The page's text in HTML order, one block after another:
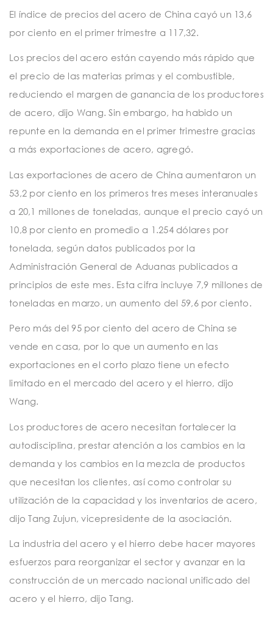
El índice de precios del acero de China cayó un 13,6
por ciento en el primer trimestre a 117,32.
Los precios del acero están cayendo más rápido que
el precio de las materias primas y el combustible,
reduciendo el margen de ganancia de los productores
de acero, dijo Wang. Sin embargo, ha habido un
repunte en la demanda en el primer trimestre gracias
a más exportaciones de acero, agregó.
Las exportaciones de acero de China aumentaron un
53,2 por ciento en los primeros tres meses interanuales
a 20,1 millones de toneladas, aunque el precio cayó un
10,8 por ciento en promedio a 1.254 dólares por
tonelada, según datos publicados por la
Administración General de Aduanas publicados a
principios de este mes. Esta cifra incluye 7,9 millones de
toneladas en marzo, un aumento del 59,6 por ciento.
Pero más del 95 por ciento del acero de China se
vende en casa, por lo que un aumento en las
exportaciones en el corto plazo tiene un efecto
limitado en el mercado del acero y el hierro, dijo
Wang.
Los productores de acero necesitan fortalecer la
autodisciplina, prestar atención a los cambios en la
demanda y los cambios en la mezcla de productos
que necesitan los clientes, así como controlar su
utilización de la capacidad y los inventarios de acero,
dijo Tang Zujun, vicepresidente de la asociación.
La industria del acero y el hierro debe hacer mayores
esfuerzos para reorganizar el sector y avanzar en la
construcción de un mercado nacional unificado del
acero y el hierro, dijo Tang.